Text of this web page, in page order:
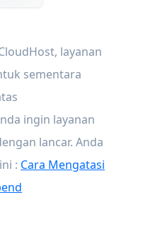
layanan
sementara
ingin layanan
lancar. Anda
: Cara Mengatasi